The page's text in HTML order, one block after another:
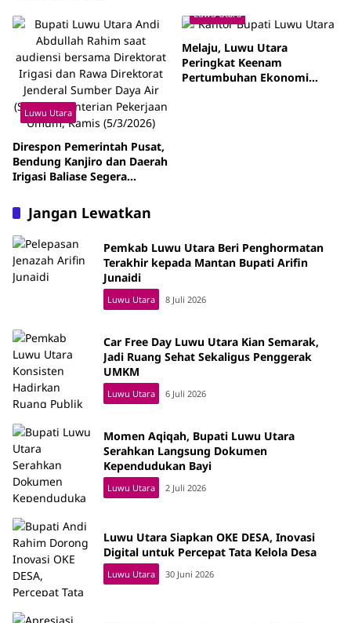
Luwu Utara
Direspon Pemerintah Pusat,
Bendung Kanjiro dan Daerah
Irigasi Baliase Segera
Luwu Utara
Melaju, Luwu Utara
Peringkat Keenam
Pertumbuhan Ekonomi
Jangan Lewatkan
Pemkab Luwu Utara Beri Penghormatan
Terakhir kepada Mantan Bupati Arifin
Junaidi
Luwu Utara 8 Juli 2026
Car Free Day Luwu Utara Kian Semarak,
Jadi Ruang Sehat Sekaligus Penggerak
UMKM
Luwu Utara 6 Juli 2026
Momen Aqiqah, Bupati Luwu Utara
Serahkan Langsung Dokumen
Kependudukan Bayi
Luwu Utara 2 Juli 2026
Luwu Utara Siapkan OKE DESA, Inovasi
Digital untuk Percepat Tata Kelola Desa
Luwu Utara 30 Juni 2026